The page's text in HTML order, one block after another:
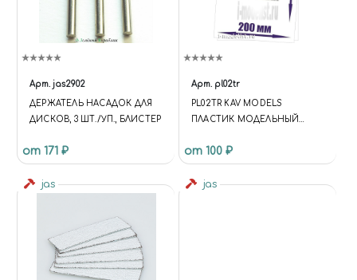
Арт. jas2902
ДЕРЖАТЕЛЬ НАСАДОК ДЛЯ
ДИСКОВ, 3 ШТ./УП., БЛИСТЕР
от 171 ₽
Арт. pl02tr
PL02TR KAV MODELS
ПЛАСТИК МОДЕЛЬНЫЙ
ПРОЗРАЧНЫЙ (ПВХ)
от 100 ₽
jas jas